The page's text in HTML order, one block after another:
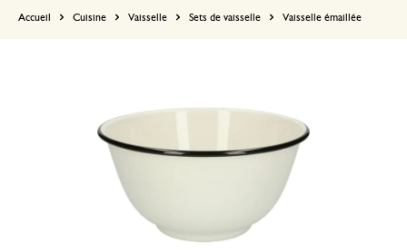
Accueil Cuisine Vaisselle Sets de vaisselle Vaisselle émaillée